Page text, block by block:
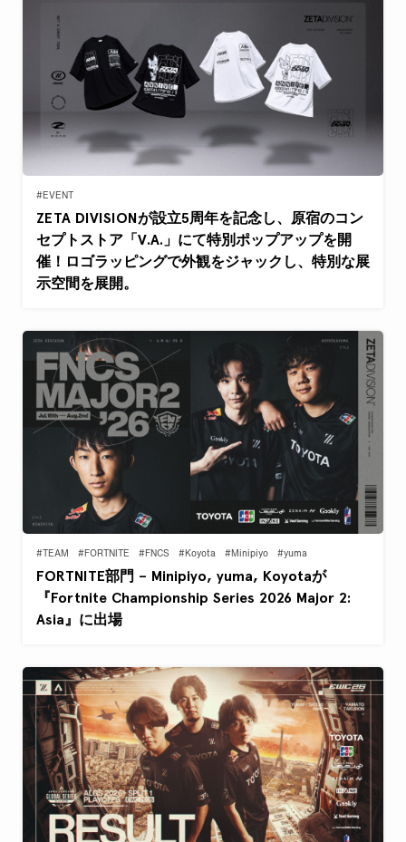
#EVENT
ZETA DIVISIONが設立5周年を記念し、原宿のコン
セプトストア「V.A.」にて特別ポップアップを開
催！ロゴラッピングで外観をジャックし、特別な展
示空間を展開。
#TEAM #FORTNITE #FNCS #Koyota #Minipiyo #yuma
FORTNITE部門 – Minipiyo, yuma, Koyotaが
『Fortnite Championship Series 2026 Major 2:
Asia』に出場